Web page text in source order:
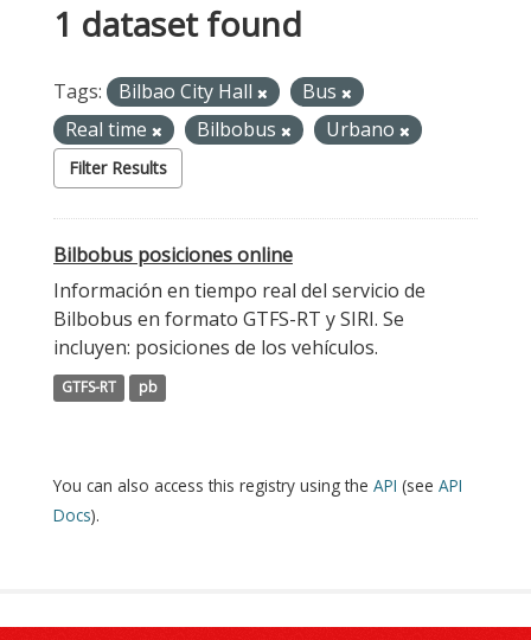
1 dataset found
Tags: Bilbao City Hall
Bus
Real time
Bilbobus Urbano
Filter Results
Bilbobus posiciones online
Información en tiempo real del servicio de
Bilbobus en formato GTFS-RT y SIRI. Se
incluyen: posiciones de los vehículos.
GTFS-RT pb
You can also access this registry using the API (see API
Docs).